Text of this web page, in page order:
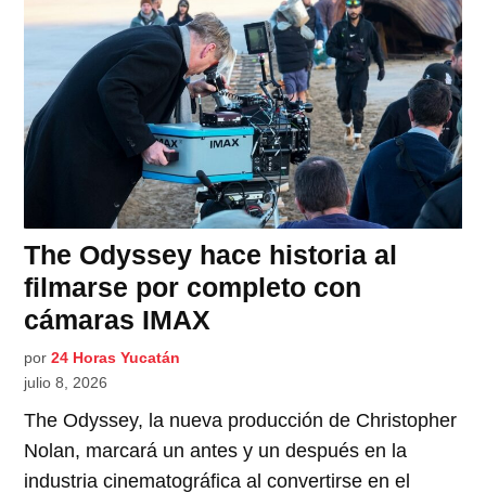
The Odyssey hace historia al
filmarse por completo con
cámaras IMAX
por 24 Horas Yucatán
julio 8, 2026
The Odyssey, la nueva producción de Christopher
Nolan, marcará un antes y un después en la
industria cinematográfica al convertirse en el